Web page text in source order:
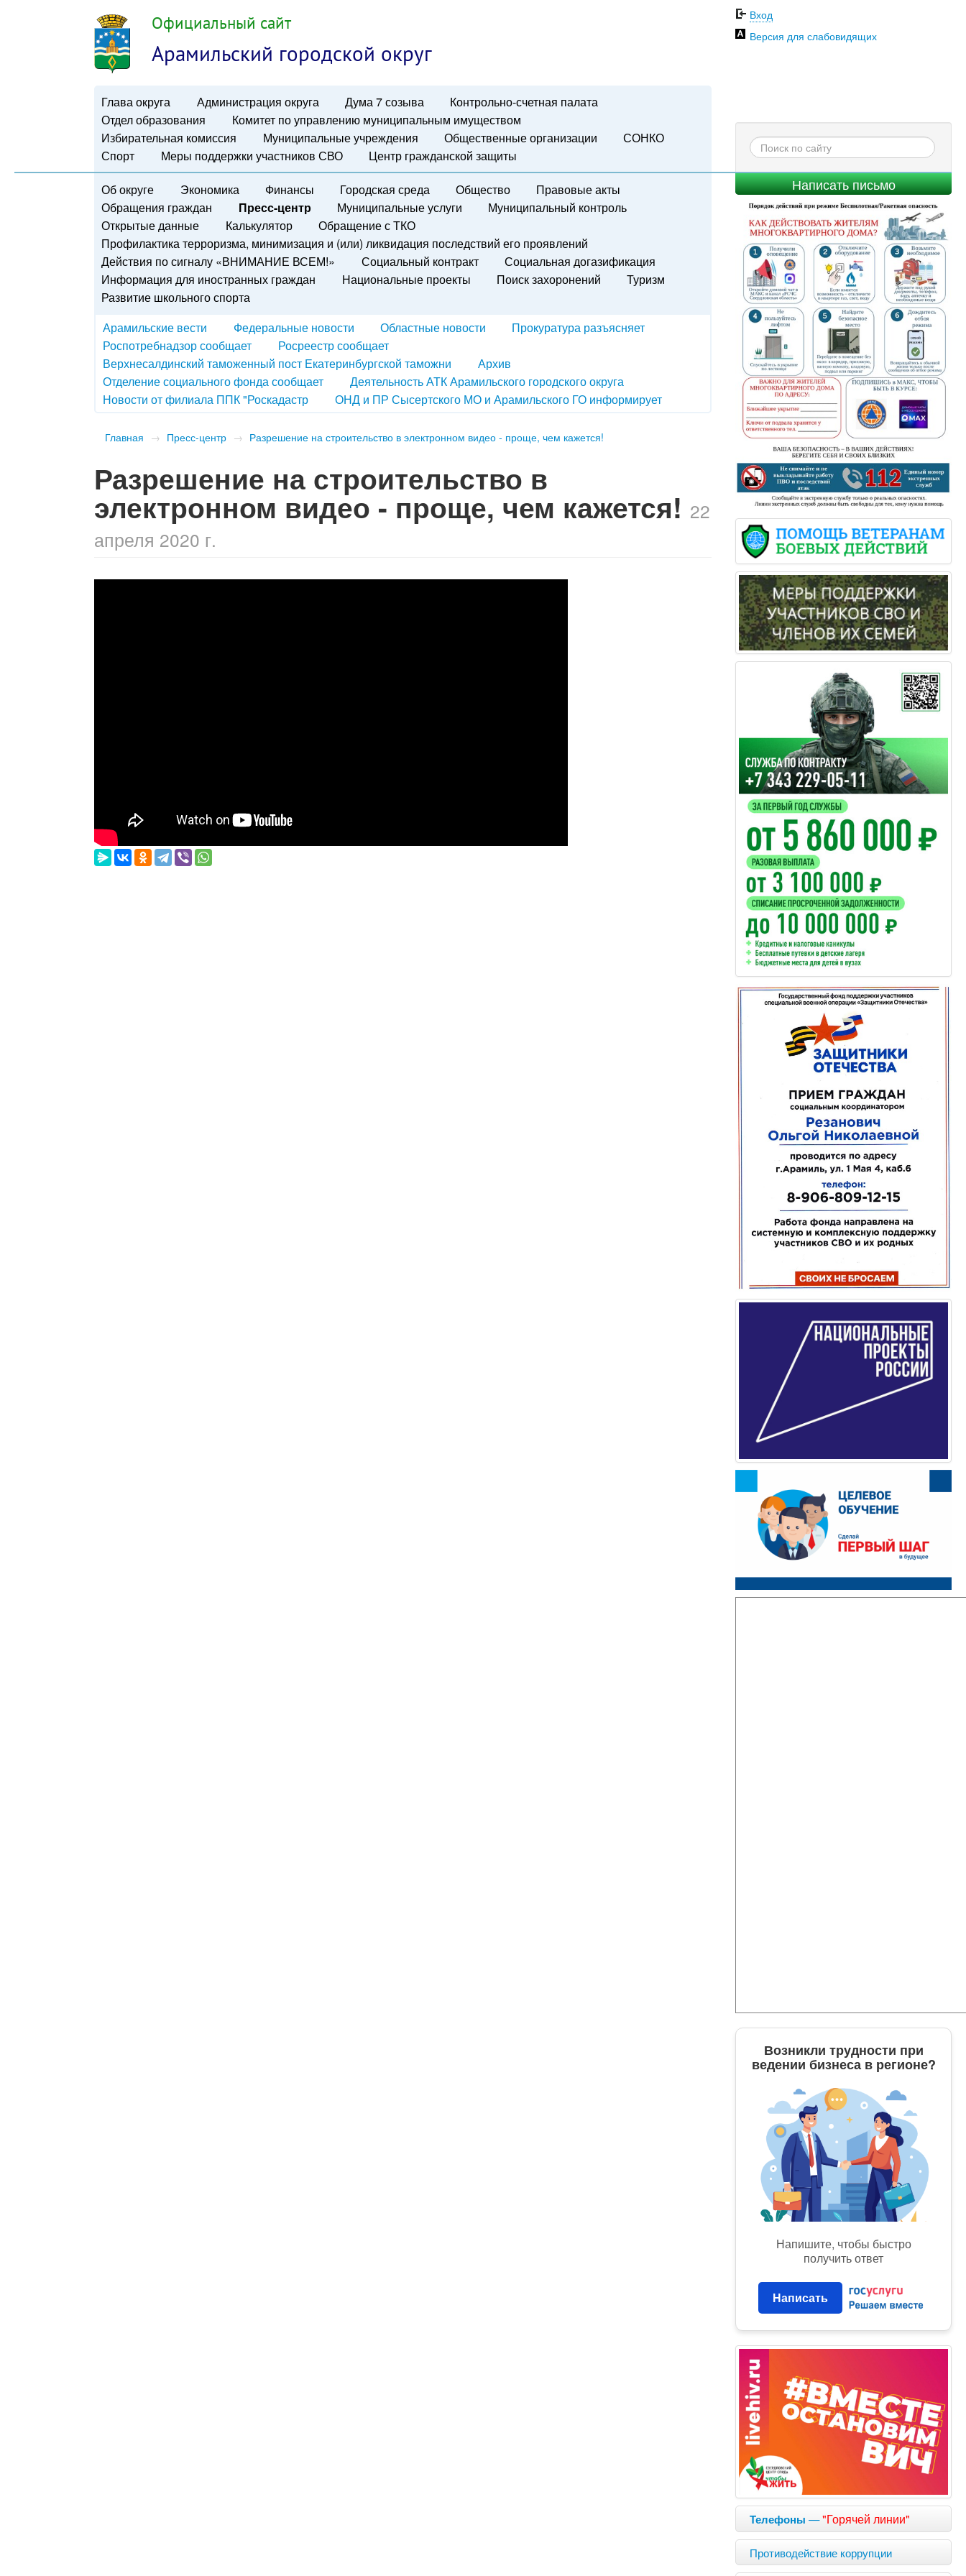
Официальный сайт
Арамильский городской округ
Глава округа Администрация округа Дума 7 созыва
Контрольно-счетная палата
Отдел образования
Комитет по управлению муниципальным имуществом
Избирательная комиссия
Муниципальные учреждения Общественные организации
СОНКО
Спорт
Меры поддержки участников СВО Центр гражданской защиты
Вход
Версия для слабовидящих
Написать письмо
Об округе Экономика Финансы Городская среда Общество
Правовые акты
Обращения граждан
Пресс-центр Муниципальные услуги
Муниципальный контроль
Открытые данные
Калькулятор
Обращение с ТКО
Профилактика терроризма, минимизация и (или) ликвидация последствий его проявлений
Действия по сигналу «ВНИМАНИЕ ВСЕМ!»
Социальный контракт
Социальная догазификация
Информация для иностранных граждан
Национальные проекты Поиск захоронений
Туризм
Развитие школьного спорта
Арамильские вести
Федеральные новости Областные новости
Прокуратура разъясняет
Роспотребнадзор сообщает
Росреестр сообщает
Верхнесалдинский таможенный пост Екатеринбургской таможни
Архив
Отделение социального фонда сообщает
Деятельность АТК Арамильского городского округа
Новости от филиала ППК "Роскадастр
ОНД и ПР Сысертского МО и Арамильского ГО информирует
Главная → Пресс-центр → Разрешение на строительство в электронном видео - проще, чем кажется!
Разрешение на строительство в
электронном видео - проще, чем кажется! 22
апреля 2020 г.
Возникли трудности при
ведении бизнеса в регионе?
Напишите, чтобы быстро
получить ответ
Написать
Телефоны —"Горячей линии"
Противодействие коррупции